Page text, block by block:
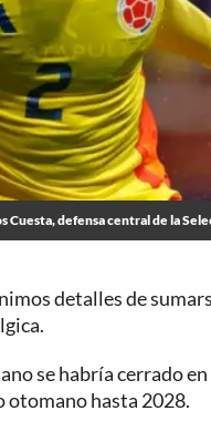
Cuesta, defensa central de la
detalles de
se habría cerrado en
hasta 2028.